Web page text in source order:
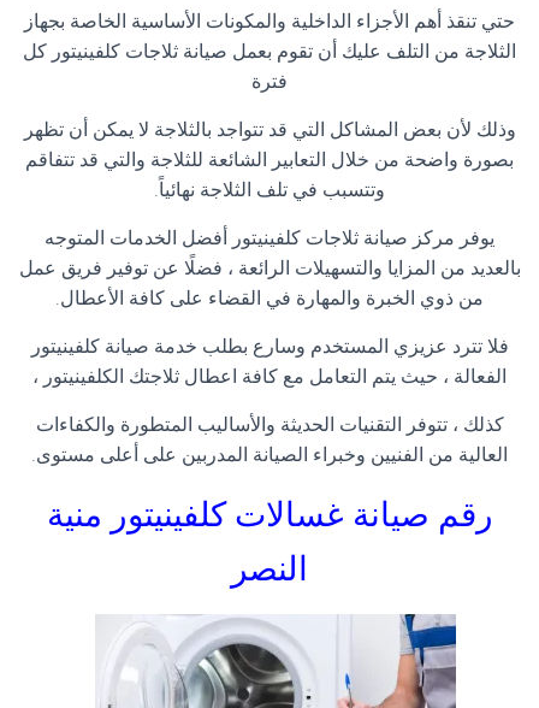
حتي تنقذ أهم الأجزاء الداخلية والمكونات الأساسية الخاصة بجهاز
الثلاجة من التلف عليك أن تقوم بعمل صيانة ثلاجات كلفينيتور كل
فترة
وذلك لأن بعض المشاكل التي قد تتواجد بالثلاجة لا يمكن أن تظهر
بصورة واضحة من خلال التعابير الشائعة للثلاجة والتي قد تتفاقم
وتتسبب في تلف الثلاجة نهائياً.
يوفر مركز صيانة ثلاجات كلفينيتور أفضل الخدمات المتوجه
بالعديد من المزايا والتسهيلات الرائعة ، فضلًا عن توفير فريق عمل
من ذوي الخبرة والمهارة في القضاء على كافة الأعطال.
فلا تترد عزيزي المستخدم وسارع بطلب خدمة صيانة كلفينيتور
الفعالة ، حيث يتم التعامل مع كافة اعطال ثلاجتك الكلفينيتور ،
كذلك ، تتوفر التقنيات الحديثة والأساليب المتطورة والكفاءات
العالية من الفنيين وخبراء الصيانة المدربين على أعلى مستوى.
رقم صيانة غسالات كلفينيتور منية
النصر